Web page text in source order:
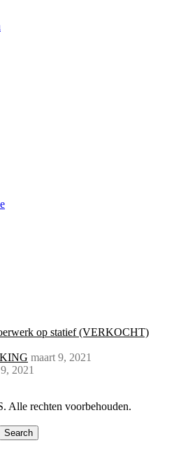
op statief (VERKOCHT)
maart 9, 2021
2021
rechten voorbehouden.
Search